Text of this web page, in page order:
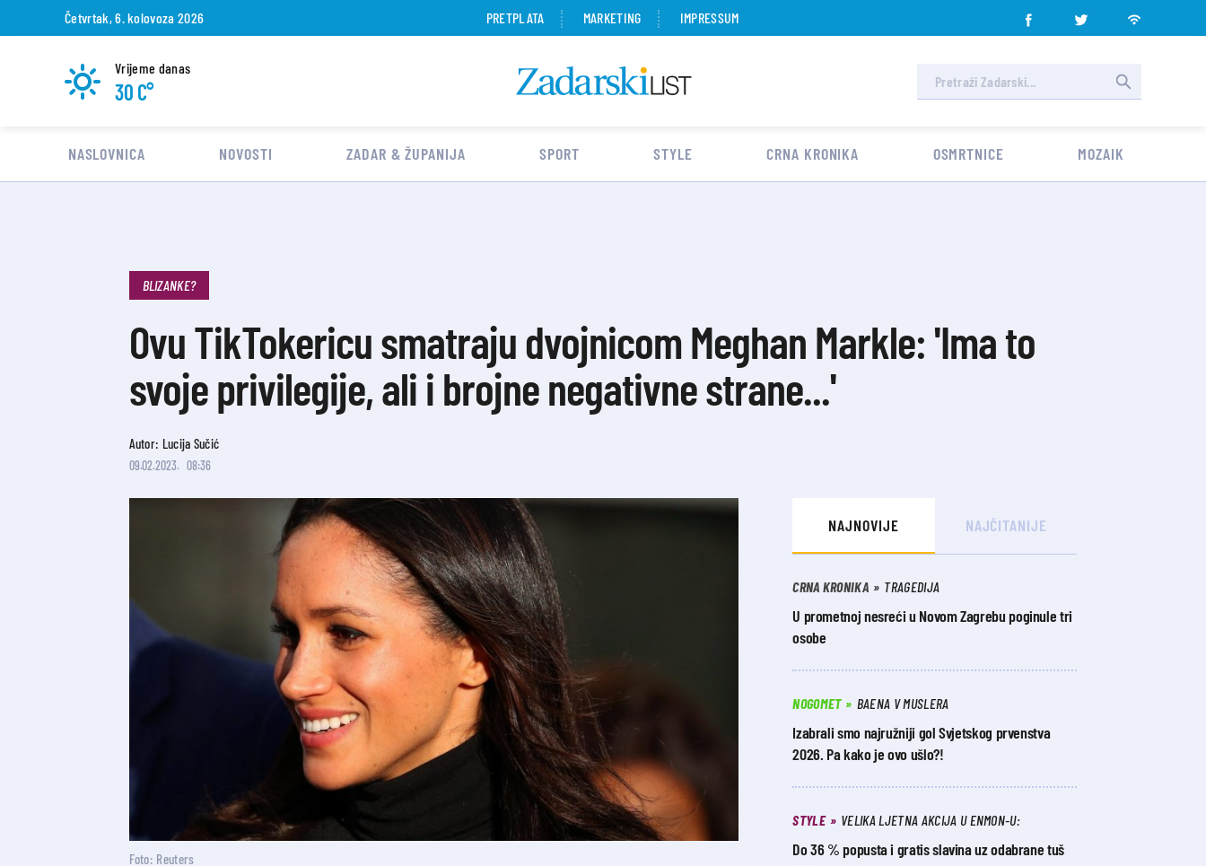
Četvrtak, 6. kolovoza 2026 PRETPLATA MARKETING IMPRESSUM
Vrijeme danas
30 C°
NASLOVNICA NOVOSTI ZADAR & ŽUPANIJA SPORT STYLE CRNA KRONIKA OSMRTNICE MOZAIK
BLIZANKE?
Ovu TikTokericu smatraju dvojnicom Meghan Markle: 'Ima to
svoje privilegije, ali i brojne negativne strane...'
Autor: Lucija Sučić
09.02.2023. 08:36
Foto: Reuters
NAJNOVIJE NAJČITANIJE
CRNA KRONIKA TRAGEDIJA
U prometnoj nesreći u Novom Zagrebu poginule tri
osobe
NOGOMET BAENA V MUSLERA
Izabrali smo najružniji gol Svjetskog prvenstva
2026. Pa kako je ovo ušlo?!
STYLE VELIKA LJETNA AKCIJA U ENMON-U:
Do 36 % popusta i gratis slavina uz odabrane tuš